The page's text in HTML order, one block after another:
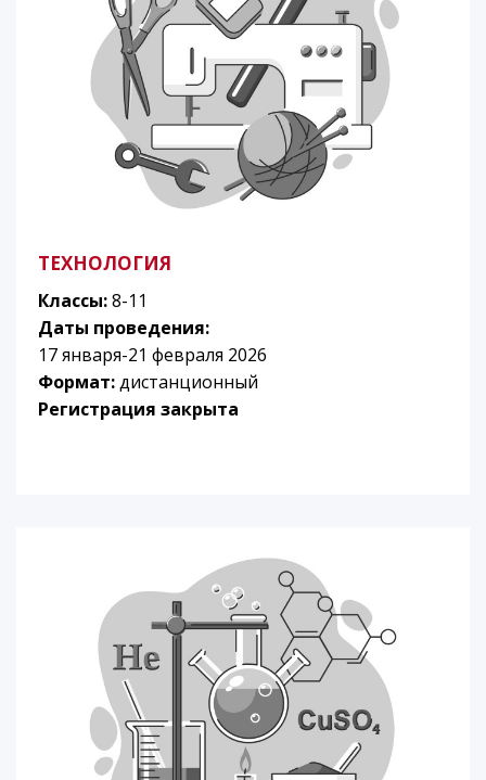
ТЕХНОЛОГИЯ
Классы:8-11
Даты проведения:
17 января-21 февраля 2026
Формат:дистанционный
Регистрация закрыта